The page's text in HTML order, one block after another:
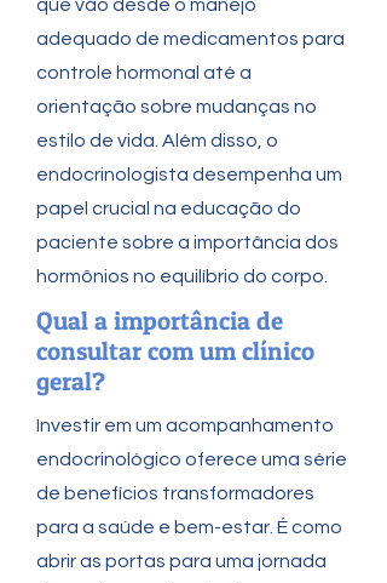
que vão desde o manejo
adequado de medicamentos para
controle hormonal até a
orientação sobre mudanças no
estilo de vida. Além disso, o
endocrinologista desempenha um
papel crucial na educação do
paciente sobre a importância dos
hormônios no equilíbrio do corpo.
Qual a importância de
consultar com um clínico
geral?
Investir em um acompanhamento
endocrinológico oferece uma série
de benefícios transformadores
para a saúde e bem-estar. É como
abrir as portas para uma jornada